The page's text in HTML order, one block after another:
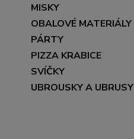
MISKY
OBALOVÉ MATERIÁLY
PÁRTY
PIZZA KRABICE
SVÍČKY
UBROUSKY A UBRUSY